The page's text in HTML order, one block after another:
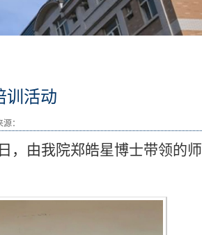
训活动
来源：
，由我院郑皓星博士带领的